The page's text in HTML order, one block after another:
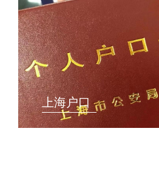
上海户口